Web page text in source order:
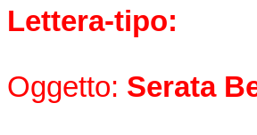
Lettera-tipo:
Oggetto: Serata